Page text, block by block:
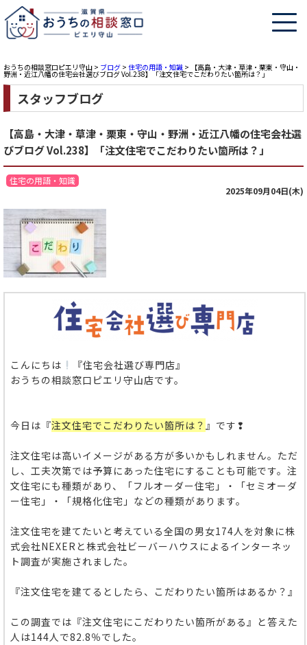
おうちの相談窓口ピエリ守山 > ブログ > 住宅の用語・知識 > 【高島・大津・草津・栗東・守山・
野洲・近江八幡の住宅会社選びブログ Vol.238】「注文住宅でこだわりたい箇所は？」
スタッフブログ
【高島・大津・草津・栗東・守山・野洲・近江八幡の住宅会社選
びブログ Vol.238】「注文住宅でこだわりたい箇所は？」
住宅の用語・知識
2025年09月04日(木)
こんにちは
『住宅会社選び専門店』
おうちの相談窓口ピエリ守山店です。
今日は『注文住宅でこだわりたい箇所は？ 』です❢
注文住宅は高いイメージがある方が多いかもしれません。ただ
し、工夫次第では予算にあった住宅にすることも可能です。注
文住宅にも種類があり、「フルオーダー住宅」・「セミオーダ
ー住宅」・「規格化住宅」などの種類があります。
注文住宅を建てたいと考えている全国の男女174人を対象に株
式会社NEXERと株式会社ビーバーハウスによる インターネッ
ト調査が実施されました。
『注文住宅を建てるとしたら、こだわりたい箇所はあるか？』
この調査では『注文住宅にこだわりたい箇所がある』と答えた
人 は144人で82.8％でした。